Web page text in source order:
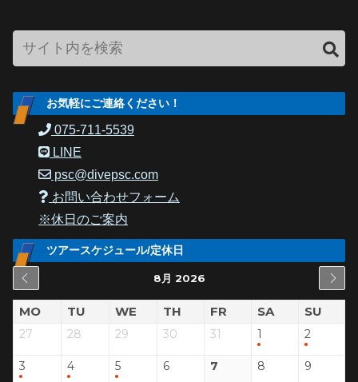
された。
お気軽にご連絡ください！
075-711-5539
LINE
psc@divepsc.com
お問い合わせフォーム
※休日のご案内
ツアースケジュール/定休日
8月 2026
MO TU WE TH FR SA SU
27 28 29 30 31 1 2
3 4 5 6 7 8 9